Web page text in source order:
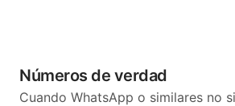
Números de verdad
Cuando WhatsApp o similares no